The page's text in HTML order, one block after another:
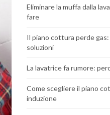
Eliminare la muffa dalla
fare
Il piano cottura perde gas:
soluzioni
La lavatrice fa rumore:
Come scegliere il piano
induzione